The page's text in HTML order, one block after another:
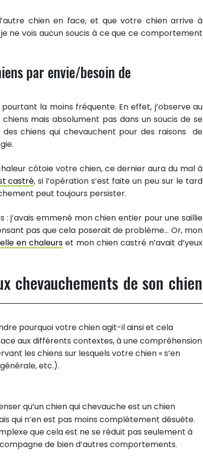
chien en face, et que votre chien arrive à
ne vois aucun soucis à ce que ce comportement
par envie/besoin de
la moins fréquente. En effet, j’observe au
mais absolument pas dans un soucis de se
chiens qui chevauchent pour des raisons de
côtoie votre chien, ce dernier aura du mal à
castré, si l’opération s’est faite un peu sur le tard
peut toujours persister.
: j’avais emmené mon chien entier pour une saillie
pas que cela poserait de problème… Or, mon
en chaleurset mon chien castré n’avait d’yeux
chevauchements de son chien
pourquoi votre chien agit-il ainsi et cela
aux différents contextes, à une compréhension
les chiens sur lesquels votre chien « s’en
etc.).
qu’un chien qui chevauche est un chien
qui n’en est pas moins complètement désuète.
que cela est ne se réduit pas seulement à
de bien d’autres comportements.